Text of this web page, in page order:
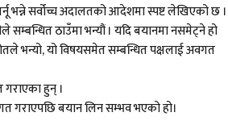
गर्नू भन्ने सर्वोच्च अदालतको आदेशमा स्पष्ट लेखिएको छ ।
ठाउँमा भन्यौं । यदि बयानमा नसमेट्ने हो
भन्यो, यो विषयसमेत सम्बन्धित पक्षलाई अवगत
हुन् ।
गराएपछि बयान लिन सम्भव भएको हो।